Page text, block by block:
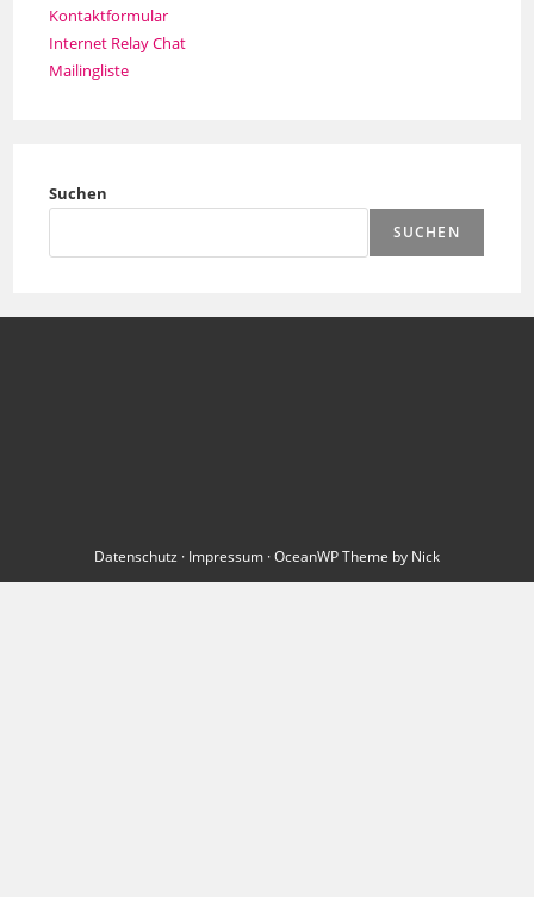
Kontaktformular
Internet Relay Chat
Mailingliste
Suchen
SUCHEN
Datenschutz · Impressum · OceanWP Theme by Nick